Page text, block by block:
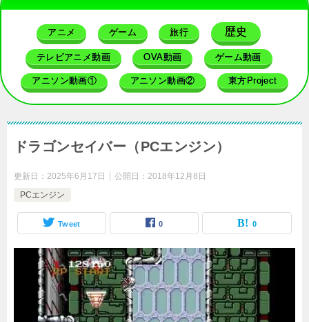
アニメ ゲーム 旅行 歴史
テレビアニメ動画 OVA動画 ゲーム動画
アニソン動画① アニソン動画② 東方Project
ドラゴンセイバー（PCエンジン）
更新日： 2025年6月17日 公開日： 2018年12月8日
PCエンジン
Tweet 0 0